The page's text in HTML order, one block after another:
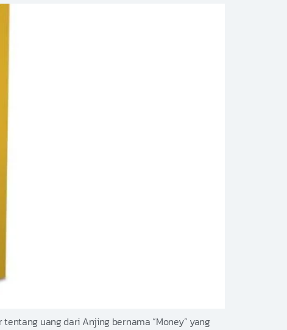
tentang uang dari Anjing bernama “Money” yang